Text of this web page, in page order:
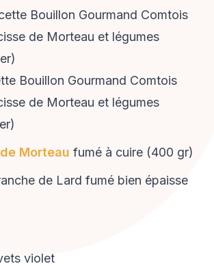
Bouillon Gourmand Comtois
de Morteau et légumes
Morteau fumé à cuire (400 gr)
de Lard fumé bien épaisse
violet